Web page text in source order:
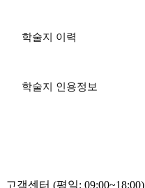
학술지 이력
학술지 인용정보
고객센터 (평일: 09:00~18:00)